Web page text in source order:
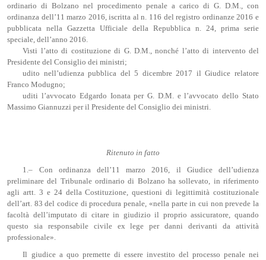
ordinario di Bolzano nel procedimento penale a carico di G. D.M., con
ordinanza dell’11 marzo 2016, iscritta al n. 116 del registro ordinanze 2016 e
pubblicata nella Gazzetta Ufficiale della Repubblica n. 24, prima serie
speciale, dell’anno 2016.
Visti l’atto di costituzione di G. D.M., nonché l’atto di intervento del
Presidente del Consiglio dei ministri;
udito nell’udienza pubblica del 5 dicembre 2017 il Giudice relatore
Franco Modugno;
uditi l’avvocato Edgardo Ionata per G. D.M. e l’avvocato dello Stato
Massimo Giannuzzi per il Presidente del Consiglio dei ministri.
Ritenuto in fatto
1.– Con ordinanza dell’11 marzo 2016, il Giudice dell’udienza
preliminare del Tribunale ordinario di Bolzano ha sollevato, in riferimento
agli artt. 3 e 24 della Costituzione, questioni di legittimità costituzionale
dell’art. 83 del codice di procedura penale, «nella parte in cui non prevede la
facoltà dell’imputato di citare in giudizio il proprio assicuratore, quando
questo sia responsabile civile ex lege per danni derivanti da attività
professionale».
Il giudice a quo premette di essere investito del processo penale nei